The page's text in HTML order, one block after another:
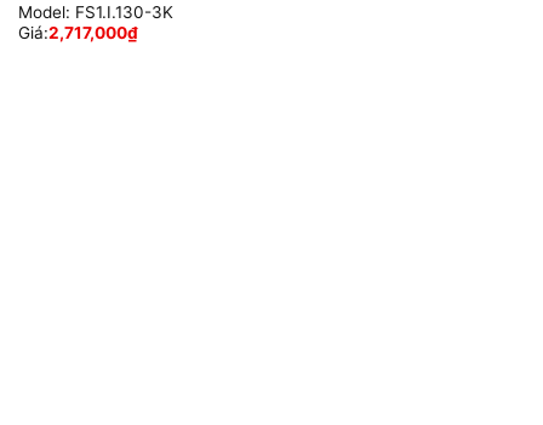
Model: FS1.I.130-3K
Giá:2,717,000₫